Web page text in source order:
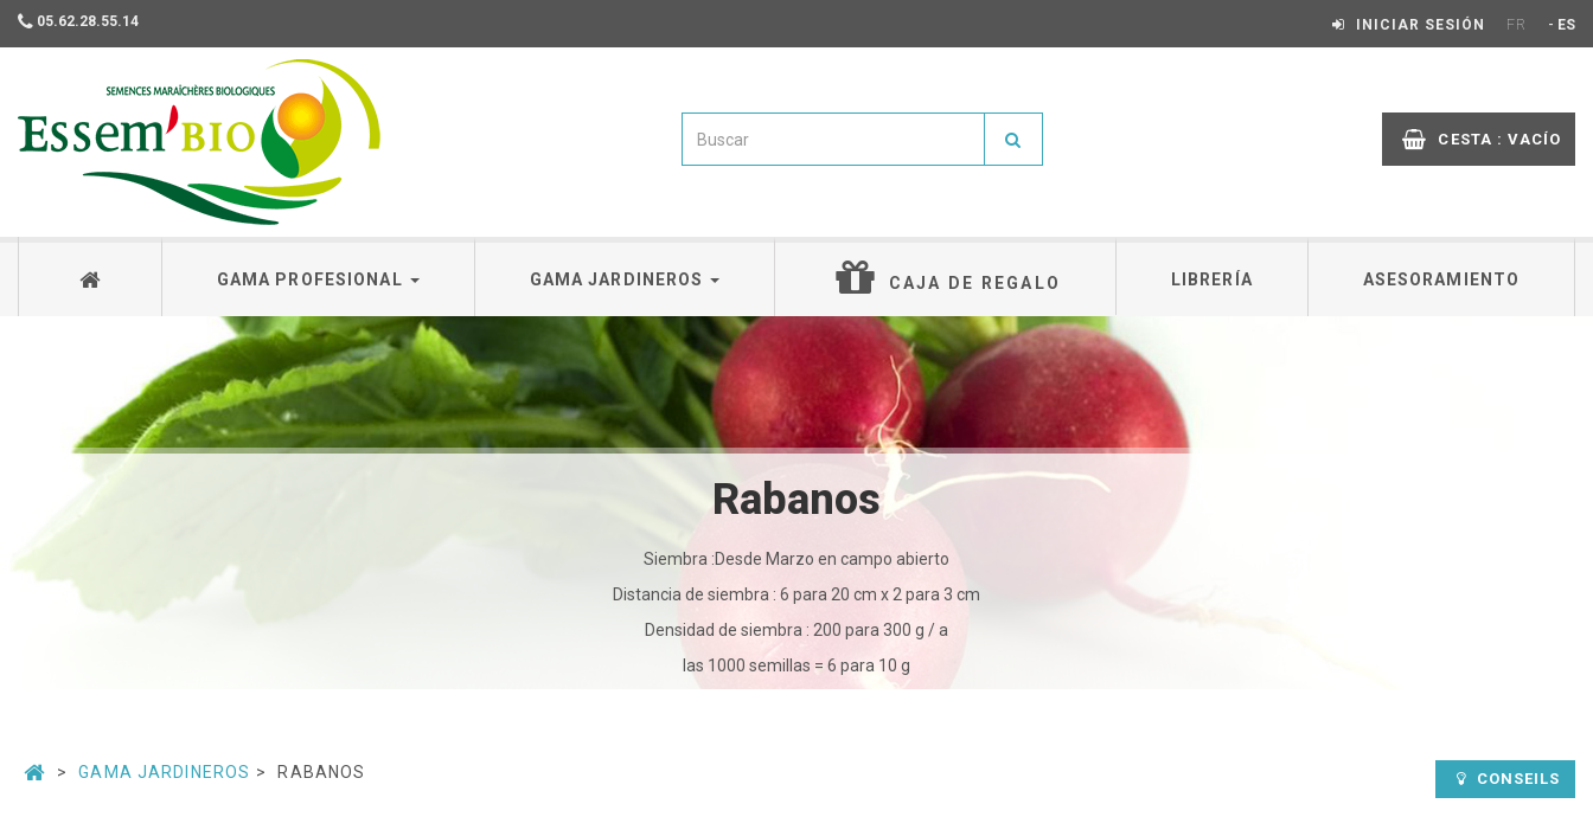
05.62.28.55.14 INICIAR SESIÓN FR - ES
CESTA : VACÍO
GAMA PROFESIONAL GAMA JARDINEROS CAJA DE REGALO LIBRERÍA ASESORAMIENTO
Rabanos
Siembra :Desde Marzo en campo abierto
Distancia de siembra : 6 para 20 cm x 2 para 3 cm
Densidad de siembra : 200 para 300 g / a
las 1000 semillas = 6 para 10 g
CONSEILS
GAMA JARDINEROS RABANOS